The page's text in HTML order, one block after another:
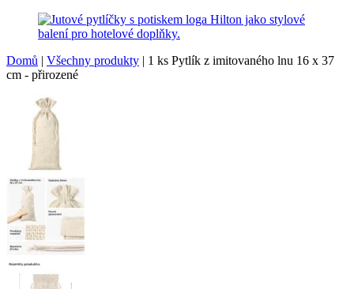
Domů | Všechny produkty | 1 ks Pytlík z imitovaného lnu 16 x 37
cm - přirozené